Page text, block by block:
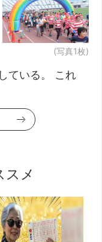
(写真1枚)
ている。 これ
スメ